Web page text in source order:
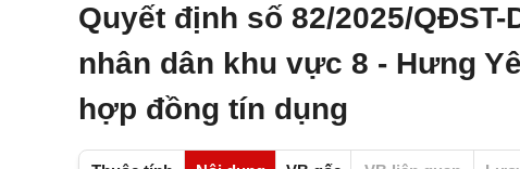
Quyết định số 82/2025/QĐST-
nhân dân khu vực 8 - Hưng
hợp đồng tín dụng